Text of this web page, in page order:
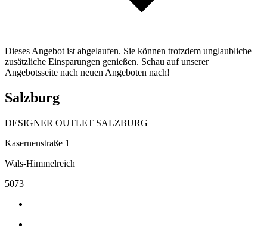
Dieses Angebot ist abgelaufen. Sie können trotzdem unglaubliche
zusätzliche Einsparungen genießen. Schau auf unserer
Angebotsseite nach neuen Angeboten nach!
Salzburg
DESIGNER OUTLET SALZBURG
Kasernenstraße 1
Wals-Himmelreich
5073